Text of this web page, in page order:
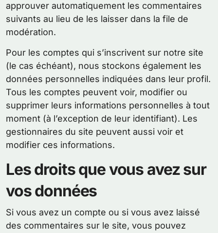
approuver automatiquement les commentaires
suivants au lieu de les laisser dans la file de
modération.
Pour les comptes qui s’inscrivent sur notre site
(le cas échéant), nous stockons également les
données personnelles indiquées dans leur profil.
Tous les comptes peuvent voir, modifier ou
supprimer leurs informations personnelles à tout
moment (à l’exception de leur identifiant). Les
gestionnaires du site peuvent aussi voir et
modifier ces informations.
Les droits que vous avez sur
vos données
Si vous avez un compte ou si vous avez laissé
des commentaires sur le site, vous pouvez